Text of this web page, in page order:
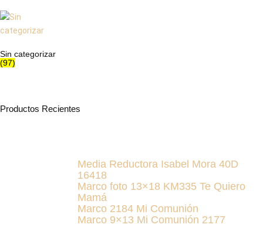
Sin categorizar
(97)
Productos Recientes
Media Reductora Isabel Mora 40D
16418
Marco foto 13×18 KM335 Te Quiero
Mamá
Marco 2184 Mi Comunión
Marco 9×13 Mi Comunión 2177